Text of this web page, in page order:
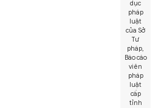
dục
pháp
luật
của Sở
Tư
pháp,
Báo cáo
viên
pháp
luật
cấp
tỉnh